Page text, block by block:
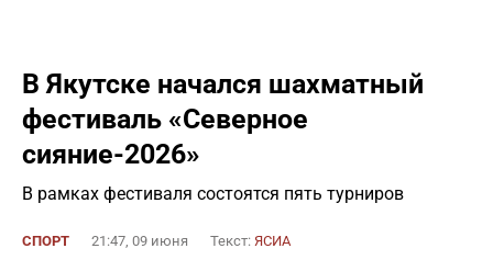
В Якутске начался шахматный
фестиваль «Северное
сияние-2026»
В рамках фестиваля состоятся пять турниров
СПОРТ 21:47, 09 июня Текст: ЯСИА